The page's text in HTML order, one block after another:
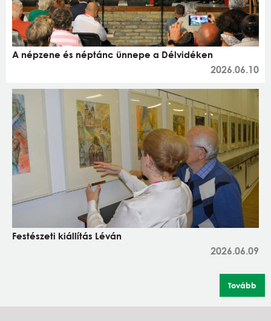
A népzene és néptánc ünnepe a Délvidéken
2026.06.10
Festészeti kiállítás Léván
2026.06.09
Tovább